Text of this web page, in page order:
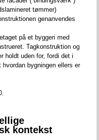
tømmer)
genanvendes
på et byggeri med
Tagkonstruktion og
holdt uden for, fordi det i
bygningen ellers er
kontekst